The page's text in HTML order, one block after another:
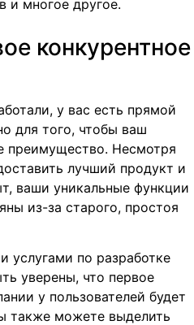
и многое другое.
конкурентное
у вас есть прямой
для того, чтобы ваш
преимущество. Несмотря
лучший продукт и
ваши уникальные функции
из-за старого, простоя
услугами по разработке
уверены, что первое
у пользователей будет
также можете выделить